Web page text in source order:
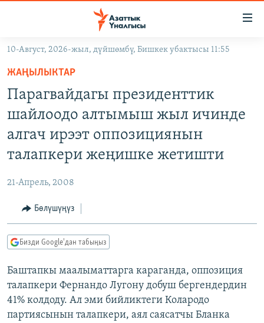
Навигацияга
өтүңүз
Издөөгө
салыңызКЫРГЫЗСТАН
ДҮЙНӨ
БҮГҮН АЗАТТЫКТА
ЭКСПЕРТТЕР ТАЛДАЙТ
БИЗ ЖАНА ДҮЙНӨ
ЭЖЕ-СИҢДИЛЕР
АЗАТТЫК+
ЫҢГАЙСЫЗ СУРООЛОР
ПОДКАСТ
ӨЗГӨЧӨ ПИКИР
Русский
ОНЛАЙН ШЕРИНЕ
10-Август, 2026-жыл, дүйшөмбү, Бишкек убактысы 11:55
ЖАҢЫЛЫКТАР
Парагвайдагы президенттик
шайлоодо алтымыш жыл ичинде
алгач ирээт оппозициянын
талапкери жеңишке жетишти
21-Апрель, 2008
Бөлүшүңүз
Бизди Google'дан табыңыз
Баштапкы маалыматтарга караганда, оппозиция
талапкери Фернандо Лугону добуш бергендердин
41% колдоду. Ал эми бийликтеги Колародо
партиясынын талапкери, аял саясатчы Бланка